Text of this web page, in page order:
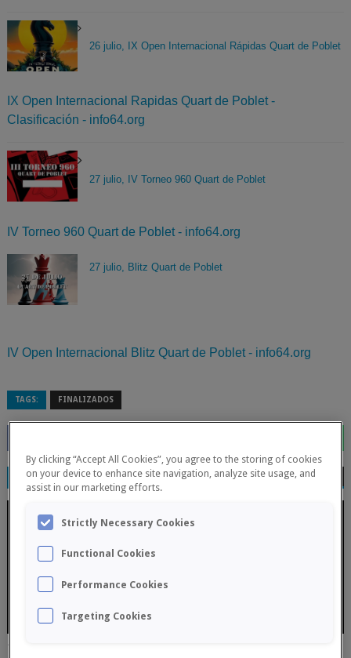
26 julio, IX Open Internacional Rápidas Quart de Poblet
IX Open Internacional Rapidas Quart de Poblet -
Clasificación - info64.org
27 julio, IV Torneo 960 Quart de Poblet
IV Torneo 960 Quart de Poblet - info64.org
27 julio, Blitz Quart de Poblet
IV Open Internacional Blitz Quart de Poblet - info64.org
TAGS: FINALIZADOS
RELATED POSTS
17 julio, Primer torneo por parejas 2026 - La Primitiva
By clicking “Accept All Cookies”, you agree to the storing of cookies
on your device to enhance site navigation, analyze site usage, and
assist in our marketing efforts.
Strictly Necessary Cookies
Functional Cookies
Performance Cookies
Targeting Cookies